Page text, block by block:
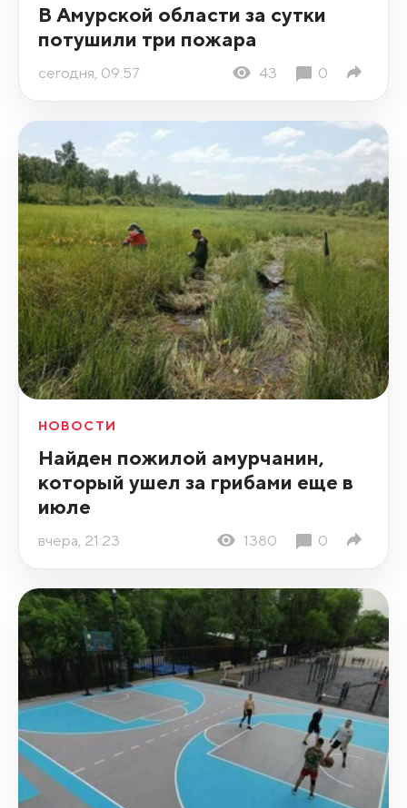
В Амурской области за сутки
потушили три пожара
сегодня, 09:57 43 0
НОВОСТИ
Найден пожилой амурчанин,
который ушел за грибами еще в
июле
вчера, 21:23 1380 0